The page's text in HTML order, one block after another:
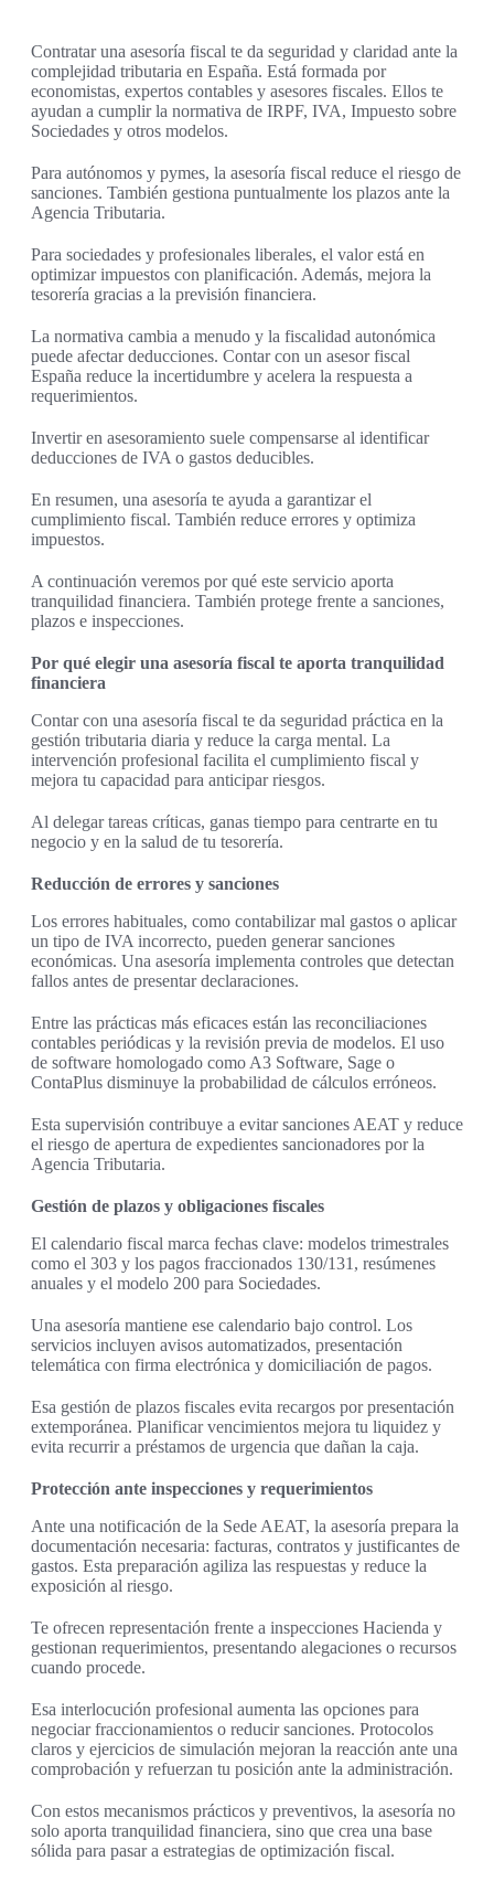
Contratar una asesoría fiscal te da seguridad y claridad ante la
complejidad tributaria en España. Está formada por
economistas, expertos contables y asesores fiscales. Ellos te
ayudan a cumplir la normativa de IRPF, IVA, Impuesto sobre
Sociedades y otros modelos.
Para autónomos y pymes, la asesoría fiscal reduce el riesgo de
sanciones. También gestiona puntualmente los plazos ante la
Agencia Tributaria.
Para sociedades y profesionales liberales, el valor está en
optimizar impuestos con planificación. Además, mejora la
tesorería gracias a la previsión financiera.
La normativa cambia a menudo y la fiscalidad autonómica
puede afectar deducciones. Contar con un asesor fiscal
España reduce la incertidumbre y acelera la respuesta a
requerimientos.
Invertir en asesoramiento suele compensarse al identificar
deducciones de IVA o gastos deducibles.
En resumen, una asesoría te ayuda a garantizar el
cumplimiento fiscal. También reduce errores y optimiza
impuestos.
A continuación veremos por qué este servicio aporta
tranquilidad financiera. También protege frente a sanciones,
plazos e inspecciones.
Por qué elegir una asesoría fiscal te aporta tranquilidad
financiera
Contar con una asesoría fiscal te da seguridad práctica en la
gestión tributaria diaria y reduce la carga mental. La
intervención profesional facilita el cumplimiento fiscal y
mejora tu capacidad para anticipar riesgos.
Al delegar tareas críticas, ganas tiempo para centrarte en tu
negocio y en la salud de tu tesorería.
Reducción de errores y sanciones
Los errores habituales, como contabilizar mal gastos o aplicar
un tipo de IVA incorrecto, pueden generar sanciones
económicas. Una asesoría implementa controles que detectan
fallos antes de presentar declaraciones.
Entre las prácticas más eficaces están las reconciliaciones
contables periódicas y la revisión previa de modelos. El uso
de software homologado como A3 Software, Sage o
ContaPlus disminuye la probabilidad de cálculos erróneos.
Esta supervisión contribuye a evitar sanciones AEAT y reduce
el riesgo de apertura de expedientes sancionadores por la
Agencia Tributaria.
Gestión de plazos y obligaciones fiscales
El calendario fiscal marca fechas clave: modelos trimestrales
como el 303 y los pagos fraccionados 130/131, resúmenes
anuales y el modelo 200 para Sociedades.
Una asesoría mantiene ese calendario bajo control. Los
servicios incluyen avisos automatizados, presentación
telemática con firma electrónica y domiciliación de pagos.
Esa gestión de plazos fiscales evita recargos por presentación
extemporánea. Planificar vencimientos mejora tu liquidez y
evita recurrir a préstamos de urgencia que dañan la caja.
Protección ante inspecciones y requerimientos
Ante una notificación de la Sede AEAT, la asesoría prepara la
documentación necesaria: facturas, contratos y justificantes de
gastos. Esta preparación agiliza las respuestas y reduce la
exposición al riesgo.
Te ofrecen representación frente a inspecciones Hacienda y
gestionan requerimientos, presentando alegaciones o recursos
cuando procede.
Esa interlocución profesional aumenta las opciones para
negociar fraccionamientos o reducir sanciones. Protocolos
claros y ejercicios de simulación mejoran la reacción ante una
comprobación y refuerzan tu posición ante la administración.
Con estos mecanismos prácticos y preventivos, la asesoría no
solo aporta tranquilidad financiera, sino que crea una base
sólida para pasar a estrategias de optimización fiscal.